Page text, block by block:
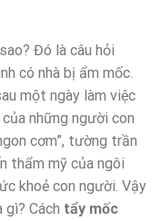
Đó là câu hỏi
có nhà bị ẩm mốc.
một ngày làm việc
những người con
cơm”, tường trần
thẩm mỹ của ngôi
khoẻ con người. Vậy
Cách tẩy mốc